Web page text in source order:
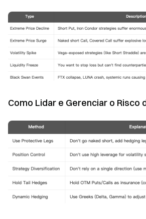
Como Lidar e Gerenciar o Risco